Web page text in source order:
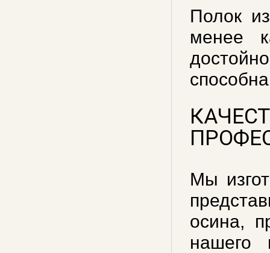
Полок
менее
Мы
осина,
нашего